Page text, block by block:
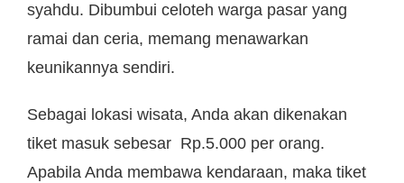
syahdu. Dibumbui celoteh warga pasar yang
ramai dan ceria, memang menawarkan
keunikannya sendiri.
Sebagai lokasi wisata, Anda akan dikenakan
tiket masuk sebesar Rp.5.000 per orang.
Apabila Anda membawa kendaraan, maka tiket